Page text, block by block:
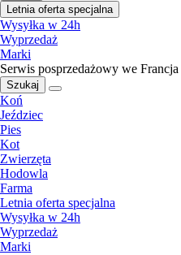
Letnia oferta specjalna
Wysyłka w 24h
Wyprzedaż
Marki
Serwis posprzedażowy we Francja
Szukaj
Koń
Jeździec
Pies
Kot
Zwierzęta
Hodowla
Farma
Letnia oferta specjalna
Wysyłka w 24h
Wyprzedaż
Marki